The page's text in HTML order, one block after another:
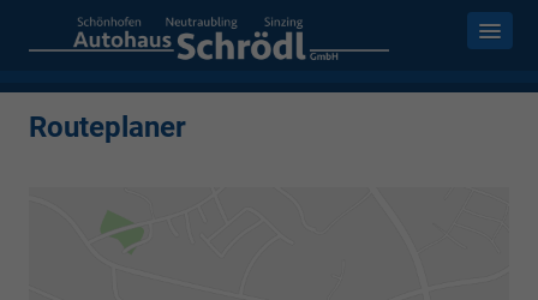
Routeplaner